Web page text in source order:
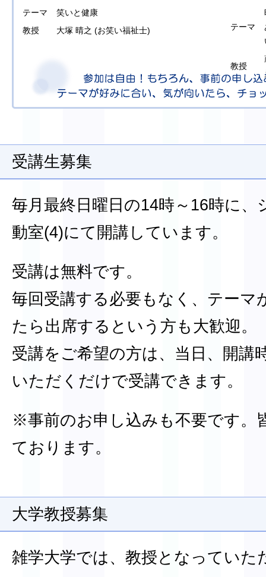
テーマ
教授
テーマ
笑いと健康
教授
大塚 晴之 (お笑い福祉士)
受講生募集
毎月最終日曜日の14時～16時に
動室(4)にて開講しています。
受講は無料です。
毎回受講する必要もなく、テーマ
たら出席するという方も大歓迎。
受講をご希望の方は、当日、開講
いただくだけで受講できます。
※事前のお申し込みも不要です。
ております。
大学教授募集
雑学大学では、教授となっていた